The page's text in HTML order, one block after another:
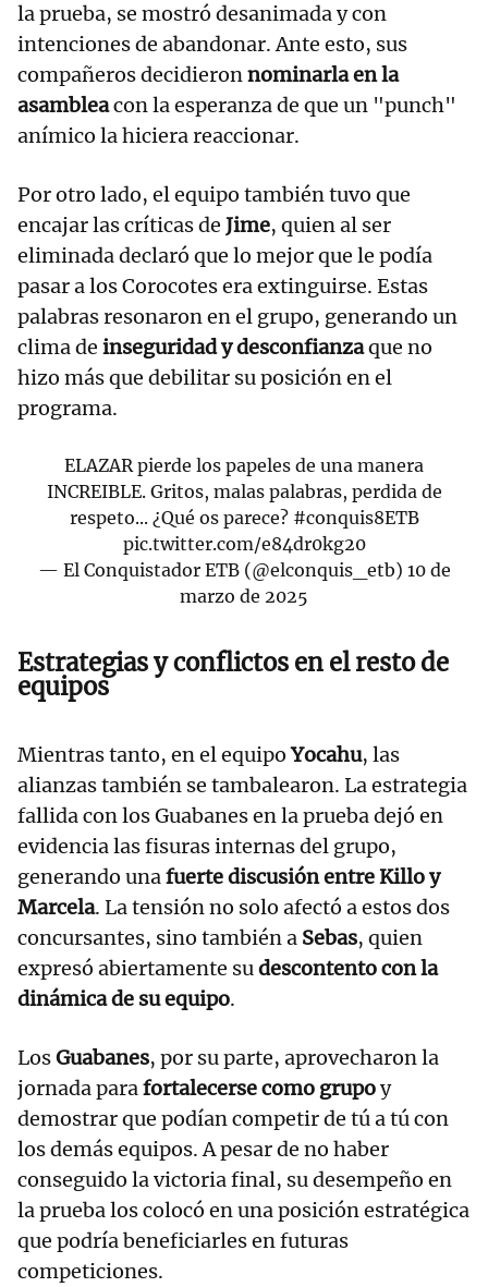
la prueba, se mostró desanimada y con
intenciones de abandonar. Ante esto, sus
compañeros decidieronnominarla en la
asambleacon la esperanza de que un "punch"
anímico la hiciera reaccionar.
Por otro lado, el equipo también tuvo que
encajar las críticas de Jime, quien al ser
eliminada declaró que lo mejor que le podía
pasar a los Corocotes era extinguirse. Estas
palabras resonaron en el grupo, generando un
clima de inseguridad y desconfianzaque no
hizo más que debilitar su posición en el
programa.
ELAZAR pierde los papeles de una manera
INCREIBLE. Gritos, malas palabras, perdida de
respeto... ¿Qué os parece? #conquis8ETB
pic.twitter.com/e84dr0kg20
— El Conquistador ETB (@elconquis_etb) 10 de
marzo de 2025
Estrategias y conflictos en el resto de
equipos
Mientras tanto, en el equipoYocahu, las
alianzas también se tambalearon. La estrategia
fallida con los Guabanes en la prueba dejó en
evidencia las fisuras internas del grupo,
generando unafuerte discusión entre Killo y
Marcela. La tensión no solo afectó a estos dos
concursantes, sino también a Sebas, quien
expresó abiertamente sudescontento con la
dinámica de su equipo.
LosGuabanes, por su parte, aprovecharon la
jornada parafortalecerse como grupoy
demostrar que podían competir de tú a tú con
los demás equipos. A pesar de no haber
conseguido la victoria final, su desempeño en
la prueba los colocó en una posición estratégica
que podría beneficiarles en futuras
competiciones.